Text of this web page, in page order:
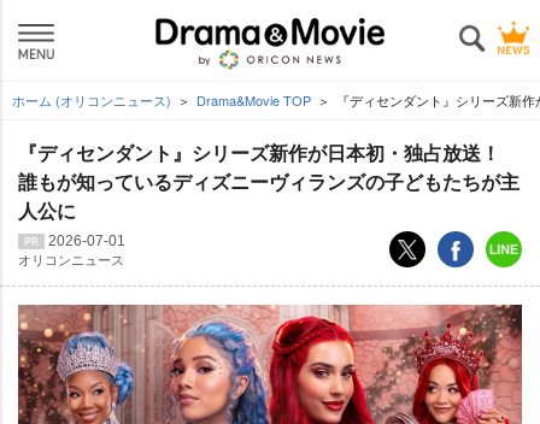
ホーム (オリコンニュース) Drama&Movie TOP 『ディセンダント』シリーズ新
『ディセンダント』シリーズ新作が日本初・独占放送！
誰もが知っているディズニーヴィランズの子どもたちが主
人公に
2026-07-01
オリコンニュース